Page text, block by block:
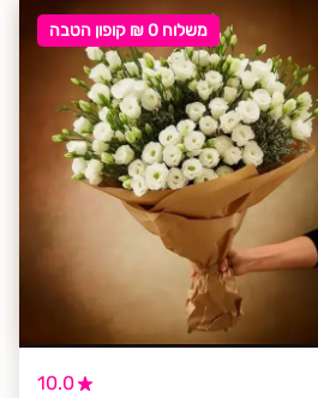
משלוח 0 ₪ קופון הטבה
10.0